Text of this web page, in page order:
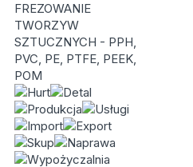
FREZOWANIE
TWORZYW
SZTUCZNYCH - PPH,
PVC, PE, PTFE, PEEK,
POM